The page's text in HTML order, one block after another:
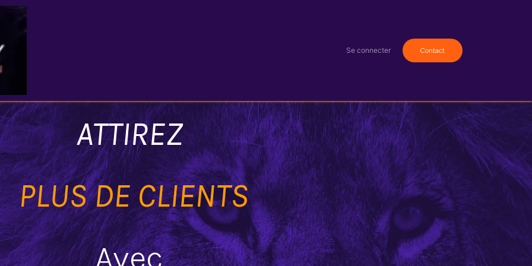
AccompagnementSe connecter Contact​​​​​​​​
ATTIREZ
PLUS DE CLIENTS
Avec